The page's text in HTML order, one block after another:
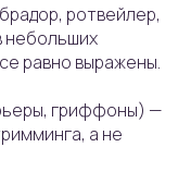
ротвейлер,
небольших
равно выражены.
гриффоны) —
а не